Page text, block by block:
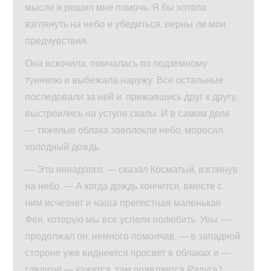
мысли и решил мне помочь. Я бы хотела
взглянуть на небо и убедиться, верны ли мои
предчувствия.
Она вскочила, помчалась по подземному
туннелю и выбежала наружу. Все остальные
последовали за ней и, прижавшись друг к другу,
выстроились на уступе скалы. И в самом деле
— тяжелые облака заволокли небо, моросил
холодный дождь.
— Это ненадолго, — сказал Косматый, взглянув
на небо. — А когда дождь кончится, вместе с
ним исчезнет и наша прелестная маленькая
Фея, которую мы все успели полюбить. Увы, —
продолжал он, немного помолчав, — в западной
стороне уже виднеется просвет в облаках и —